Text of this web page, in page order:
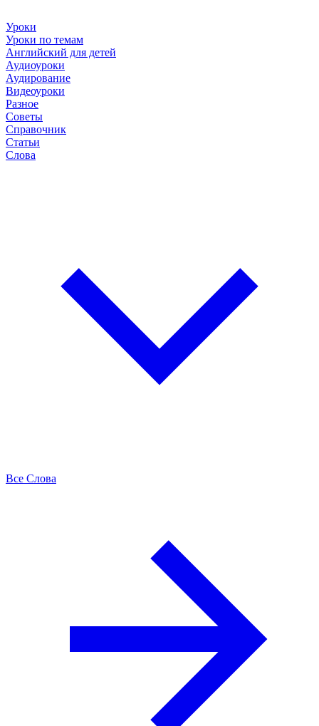
Уроки
Уроки по темам
Английский для детей
Аудиоуроки
Аудирование
Видеоуроки
Разное
Советы
Справочник
Статьи
Слова
Все Слова